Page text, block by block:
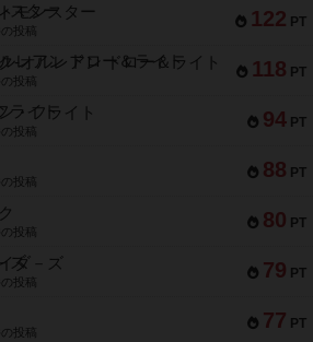
122 PT
モンスター
投稿
118 PT
-オルレアン ドロー＆ライト
投稿
94 PT
・フライト
投稿
88 PT
の投稿
80 PT
の投稿
79 PT
ダ－ズ
の投稿
77 PT
の投稿